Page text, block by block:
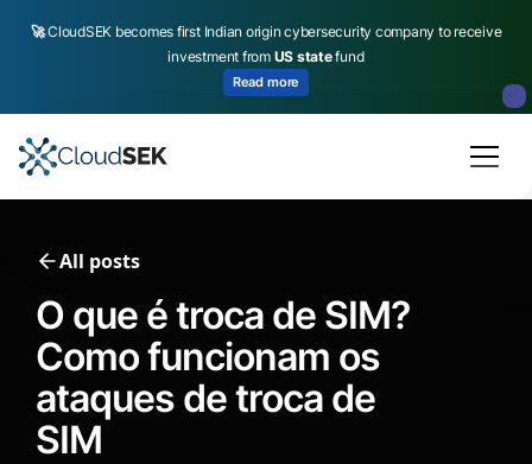
🚀CloudSEK becomes first Indian origin cybersecurity company to receive
investment from US statefund
Read more
All posts
O que é troca de SIM?
Como funcionam os
ataques de troca de
SIM